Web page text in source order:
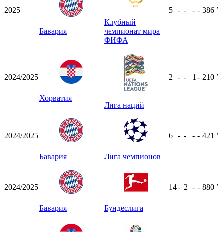
2025
Бавария
Клубный
чемпионат мира
ФИФА
5 - - - - 386 ʼ
2024/2025
Хорватия
Лига наций
2 - - 1 - 210 ʼ
2024/2025
Бавария Лига чемпионов
6 - - - - 421 ʼ
2024/2025
Бавария Бундеслига
14- 2 - - 880 ʼ